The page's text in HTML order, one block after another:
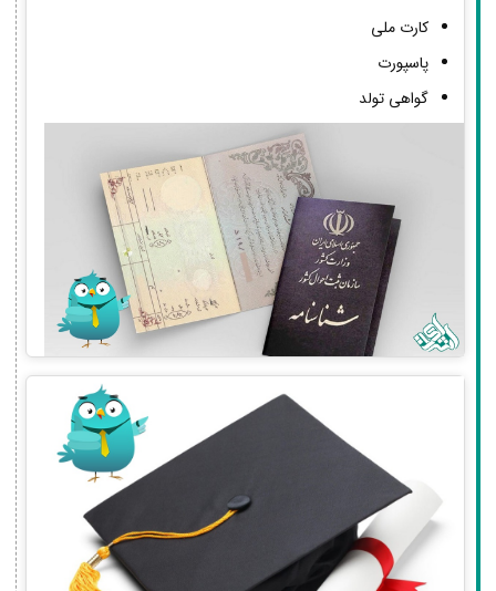
کارت ملی
پاسپورت
گواهی تولد